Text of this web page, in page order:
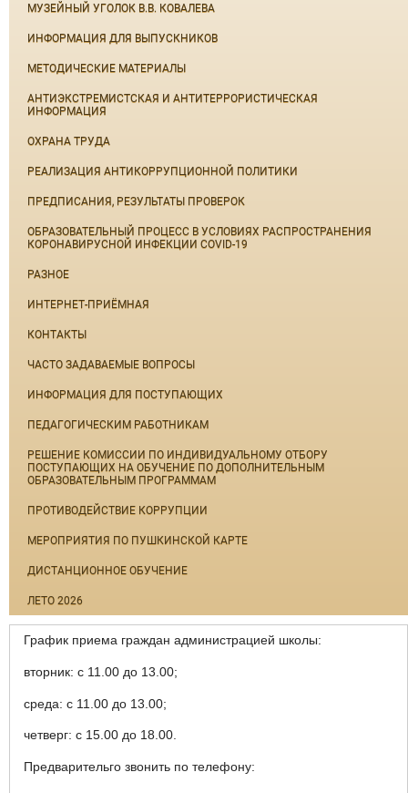
МУЗЕЙНЫЙ УГОЛОК В.В. КОВАЛЕВА
ИНФОРМАЦИЯ ДЛЯ ВЫПУСКНИКОВ
МЕТОДИЧЕСКИЕ МАТЕРИАЛЫ
АНТИЭКСТРЕМИСТСКАЯ И АНТИТЕРРОРИСТИЧЕСКАЯ
ИНФОРМАЦИЯ
ОХРАНА ТРУДА
РЕАЛИЗАЦИЯ АНТИКОРРУПЦИОННОЙ ПОЛИТИКИ
ПРЕДПИСАНИЯ, РЕЗУЛЬТАТЫ ПРОВЕРОК
ОБРАЗОВАТЕЛЬНЫЙ ПРОЦЕСС В УСЛОВИЯХ РАСПРОСТРАНЕНИЯ
КОРОНАВИРУСНОЙ ИНФЕКЦИИ COVID-19
РАЗНОЕ
ИНТЕРНЕТ-ПРИЁМНАЯ
КОНТАКТЫ
ЧАСТО ЗАДАВАЕМЫЕ ВОПРОСЫ
ИНФОРМАЦИЯ ДЛЯ ПОСТУПАЮЩИХ
ПЕДАГОГИЧЕСКИМ РАБОТНИКАМ
РЕШЕНИЕ КОМИССИИ ПО ИНДИВИДУАЛЬНОМУ ОТБОРУ
ПОСТУПАЮЩИХ НА ОБУЧЕНИЕ ПО ДОПОЛНИТЕЛЬНЫМ
ОБРАЗОВАТЕЛЬНЫМ ПРОГРАММАМ
ПРОТИВОДЕЙСТВИЕ КОРРУПЦИИ
МЕРОПРИЯТИЯ ПО ПУШКИНСКОЙ КАРТЕ
ДИСТАНЦИОННОЕ ОБУЧЕНИЕ
ЛЕТО 2026
График приема граждан администрацией школы:
вторник: с 11.00 до 13.00;
среда: с 11.00 до 13.00;
четверг: с 15.00 до 18.00.
Предварительго звонить по телефону: